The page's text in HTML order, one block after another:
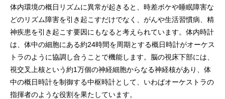
体内環境の概日リズムに異常が起きると、時差ボケや睡眠障害な
どのリズム障害を引き起こすだけでなく、がんや生活習慣病、精
神疾患を引き起こす要因にもなると考えられています。体内時計
は、体中の細胞にある約24時間を周期とする概日時計がオーケス
トラのように協調し合うことで機能します。脳の視床下部には、
視交叉上核という約1万個の神経細胞からなる神経核があり、体
中の概日時計を制御する中枢時計として、いわばオーケストラの
指揮者のような役割を果たしています。